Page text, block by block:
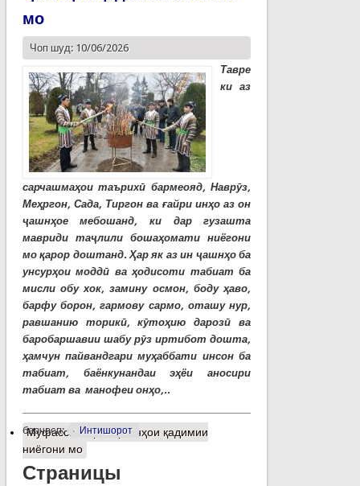
мо
Чоп шуд: 10/06/2026
Тавре
ки аз
сарчашмаҳои таърихӣ бармеояд, Наврӯз,
Меҳргон, Сада, Тиргон ва ғайри инҳо аз он
ҷашнҳое мебошанд, ки дар гузашта
мавриди таҷлили бошаҳомати ниёгони
мо қарор доштанд. Ҳар як аз ин ҷашнҳо ба
унсурҳои моддӣ ва ҳодисоти табиат ба
мисли обу хок, замину осмон, боду ҳаво,
барфу борон, гармову сармо, оташу нур,
равшанию торикӣ, кӯтоҳию дарозӣ ва
баробаршавии шабу рӯз иртибот дошта,
ҳамчун пайвандгари муҳаббати инсон ба
табиат, баёнкунандаи эҳёи аносири
табиат ва манофеи онҳо,..
барчасп: Интишорот
Муфассалтаро Ҷашнҳои қадимии
ниёгони мо
Страницы